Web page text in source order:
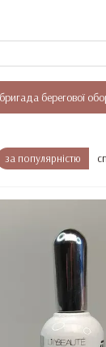
берегової
за популярністю